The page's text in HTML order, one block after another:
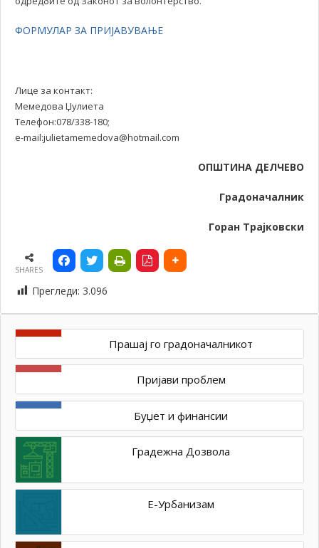
ФОРМУЛАР ЗА ПРИЈАВУВАЊЕ
Лице за контакт:
Мемедова Џулиета
Телефон:078/338-180;
e-mail:julietamemedova@hotmail.com
ОПШТИНА ДЕЛЧЕВО
Градоначалник
Горан Трајковски
SHARES
Прегледи: 3.096
Прашај го градоначалникот
Пријави проблем
Буџет и финансии
Градежна Дозвола
Е-Урбанизам